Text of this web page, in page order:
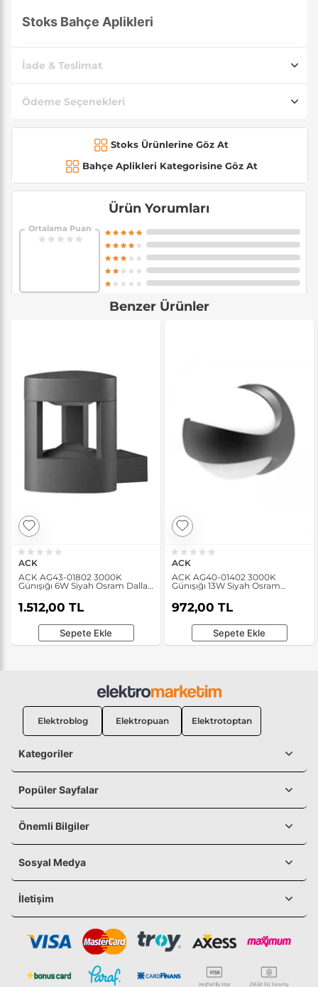
Stoks Bahçe Aplikleri
İade & Teslimat
Ödeme Seçenekleri
Stoks Ürünlerine Göz At
Bahçe Aplikleri Kategorisine Göz At
Ürün Yorumları
Ortalama Puan
Benzer Ürünler
ACK
ACK AG43-01802 3000K
Günışığı 6W Siyah Osram Dallas
WLA Bahçe Duvar Apliği
1.512,00 TL
Sepete Ekle
ACK
ACK AG40-01402 3000K
Günışığı 13W Siyah Osram
Norma B Bahçe Duvar Apliği
972,00 TL
Sepete Ekle
Elektroblog Elektropuan Elektrotoptan
Kategoriler
Popüler Sayfalar
Önemli Bilgiler
Sosyal Medya
İletişim